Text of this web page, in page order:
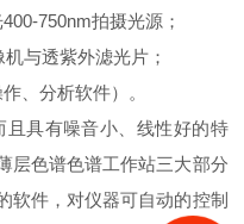
750nm拍摄光源；
与透紫外滤光片；
、分析软件）。
具有噪音小、线性好的特
层色谱色谱工作站三大部分
软件，对仪器可自动的控制